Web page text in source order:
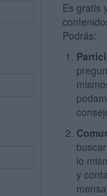
Es gratis
Podrás:
lo
y